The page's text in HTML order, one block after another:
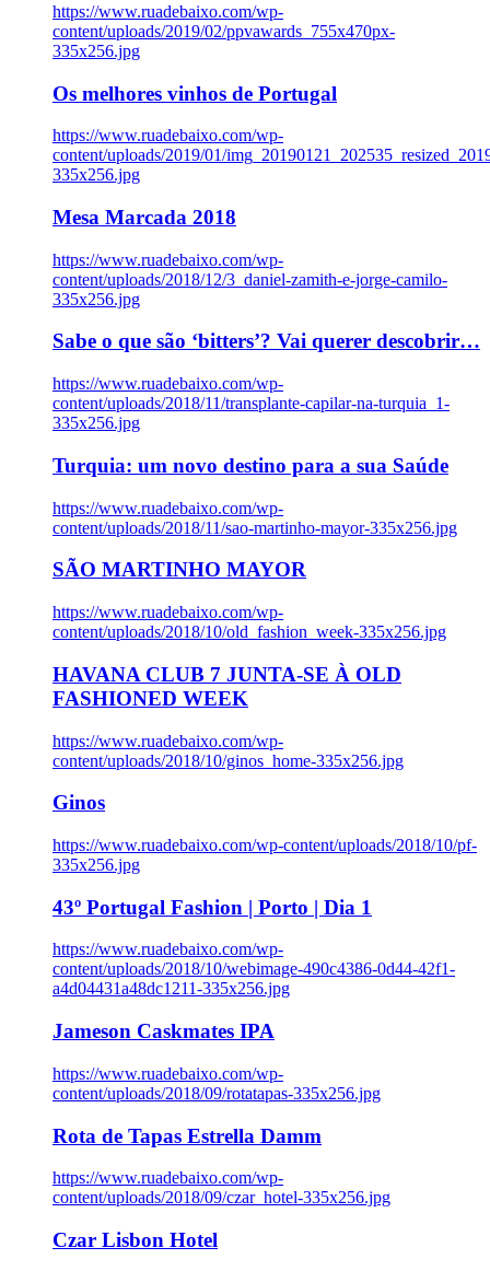
https://www.ruadebaixo.com/wp-
content/uploads/2019/02/ppvawards_755x470px-
335x256.jpg
Os melhores vinhos de Portugal
https://www.ruadebaixo.com/wp-
content/uploads/2019/01/
335x256.jpg
Mesa Marcada 2018
https://www.ruadebaixo.com/wp-
content/uploads/2018/12/3_daniel-zamith-e-jorge-camilo-
335x256.jpg
Sabe o que são ‘bitters’? Vai querer descobrir…
https://www.ruadebaixo.com/wp-
content/uploads/2018/11/transplante-capilar-na-turquia_1-
335x256.jpg
Turquia: um novo destino para a sua Saúde
https://www.ruadebaixo.com/wp-
content/uploads/2018/11/sao-martinho-mayor-335x256.jpg
SÃO MARTINHO MAYOR
https://www.ruadebaixo.com/wp-
content/uploads/2018/10/old_fashion_week-335x256.jpg
HAVANA CLUB 7 JUNTA-SE À OLD
FASHIONED WEEK
https://www.ruadebaixo.com/wp-
content/uploads/2018/10/ginos_home-335x256.jpg
Ginos
https://www.ruadebaixo.com/wp-content/uploads/2018/10/pf-
335x256.jpg
43º Portugal Fashion | Porto | Dia 1
https://www.ruadebaixo.com/wp-
content/uploads/2018/10/webimage-490c4386-0d44-42f1-
a4d04431a48dc1211-335x256.jpg
Jameson Caskmates IPA
https://www.ruadebaixo.com/wp-
content/uploads/2018/09/rotatapas-335x256.jpg
Rota de Tapas Estrella Damm
https://www.ruadebaixo.com/wp-
content/uploads/2018/09/czar_hotel-335x256.jpg
Czar Lisbon Hotel